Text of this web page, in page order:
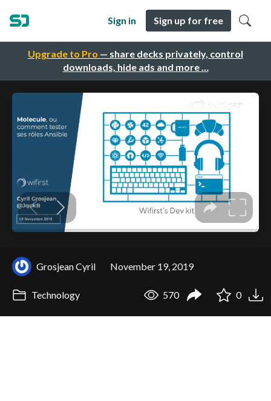
Upgrade to Pro — share decks privately, control
downloads, hide ads and more …
Sign in Sign up for free
Grosjean Cyril November 19, 2019
Technology 570 0